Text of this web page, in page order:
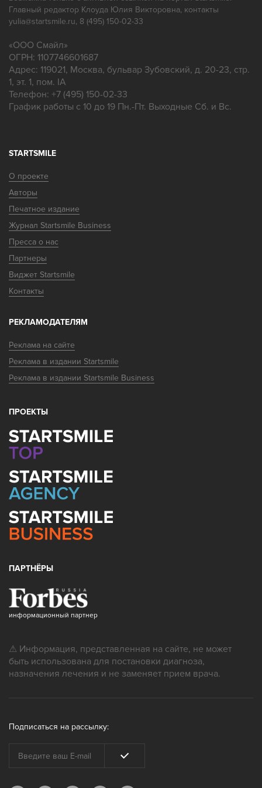
Главный редактор Клоуда Юлия Викторовна, контакты
yulia@startsmile.ru, 8 (495) 150-02-33
«ООО Смайл»
ОГРН: 1107746601687
Адрес: 119021, Москва, бульвар Зубовский, д. 20-23, стр.
1, эт. 1, пом. IA
Телефон: +7 (495) 150-02-33
График работы с 10 до 19 Пн.-Пт. Выходные Сб. и Вс.
STARTSMILE
О проекте
Авторы
Печатное издание
Журнал Startsmile Business
Пресса о нас
Партнеры
Виджет Startsmile
Контакты
РЕКЛАМОДАТЕЛЯМ
Реклама на сайте
Реклама в издании Startsmile
Реклама в издании Startsmile Business
ПРОЕКТЫ
ПАРТНЁРЫ
информационный партнер
⚠ Информация, представленная на сайте, не может
быть использована для постановки диагноза,
назначения лечения и не заменяет прием врача.
Подписаться на рассылку: